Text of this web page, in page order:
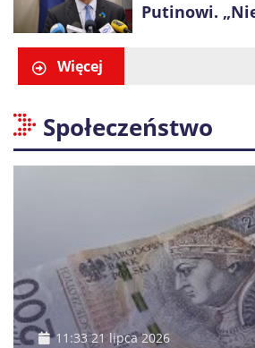
Putinowi.
Więcej
Społeczeństwo
11:33 21 lipca 2026